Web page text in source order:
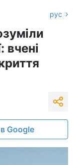
рус
вчені
Google